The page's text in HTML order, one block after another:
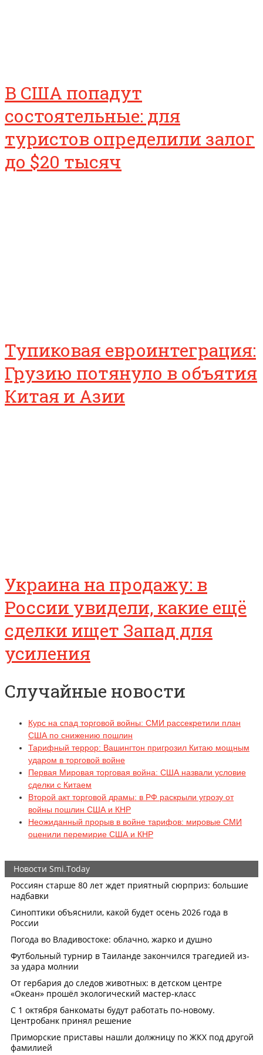
В США попадут
состоятельные: для
туристов определили залог
до $20 тысяч
Тупиковая евроинтеграция:
Грузию потянуло в объятия
Китая и Азии
Украина на продажу: в
России увидели, какие ещё
сделки ищет Запад для
усиления
Случайные новости
Курс на спад торговой войны: СМИ рассекретили план
США по снижению пошлин
Тарифный террор: Вашингтон пригрозил Китаю мощным
ударом в торговой войне
Первая Мировая торговая война: США назвали условие
сделки с Китаем
Второй акт торговой драмы: в РФ раскрыли угрозу от
войны пошлин США и КНР
Неожиданный прорыв в войне тарифов: мировые СМИ
оценили перемирие США и КНР